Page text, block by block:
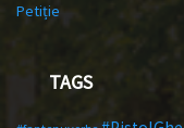
Petiție
TAGS